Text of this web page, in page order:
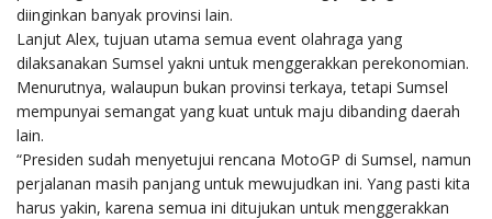
diinginkan banyak provinsi lain.
Lanjut Alex, tujuan utama semua event olahraga yang
dilaksanakan Sumsel yakni untuk menggerakkan perekonomian.
Menurutnya, walaupun bukan provinsi terkaya, tetapi Sumsel
mempunyai semangat yang kuat untuk maju dibanding daerah
lain.
“Presiden sudah menyetujui rencana MotoGP di Sumsel, namun
perjalanan masih panjang untuk mewujudkan ini. Yang pasti kita
harus yakin, karena semua ini ditujukan untuk menggerakkan